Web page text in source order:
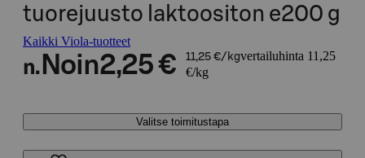
tuorejuusto laktoositon e200 g
Kaikki Viola-tuotteet
n. Noin2,25 € 11,25 €/kgvertailuhinta 11,25
€/kg
Valitse toimitustapa